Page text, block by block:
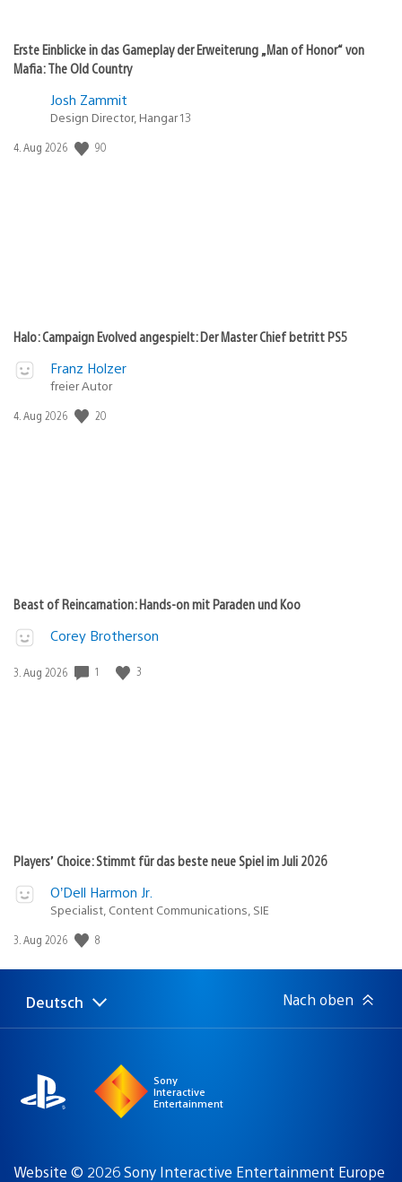
Erste Einblicke in das Gameplay der Erweiterung „Man of Honor“ von
Mafia: The Old Country
Josh Zammit
Design Director, Hangar 13
Veröffentlichungsdatum:
4. Aug 2026 90
Halo: Campaign Evolved angespielt: Der Master Chief betritt PS5
Franz Holzer
freier Autor
Veröffentlichungsdatum:
4. Aug 2026 20
Beast of Reincarnation: Hands-on mit Paraden und Koo
Corey Brotherson
Veröffentlichungsdatum:
3. Aug 2026 1 3
Players’ Choice: Stimmt für das beste neue Spiel im Juli 2026
O’Dell Harmon Jr.
Specialist, Content Communications, SIE
Veröffentlichungsdatum:
3. Aug 2026 8
Select
a
Aktuelle
Region:
Deutsch Nach oben
Sony
Interactive
Entertainment
Website © 2026 Sony Interactive Entertainment Europe